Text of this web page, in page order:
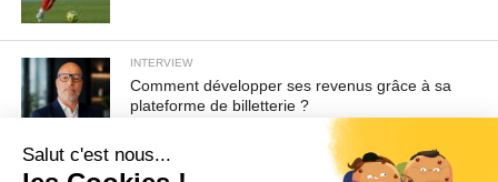
INTERVIEW
Comment développer ses revenus grâce à sa
plateforme de billetterie ?